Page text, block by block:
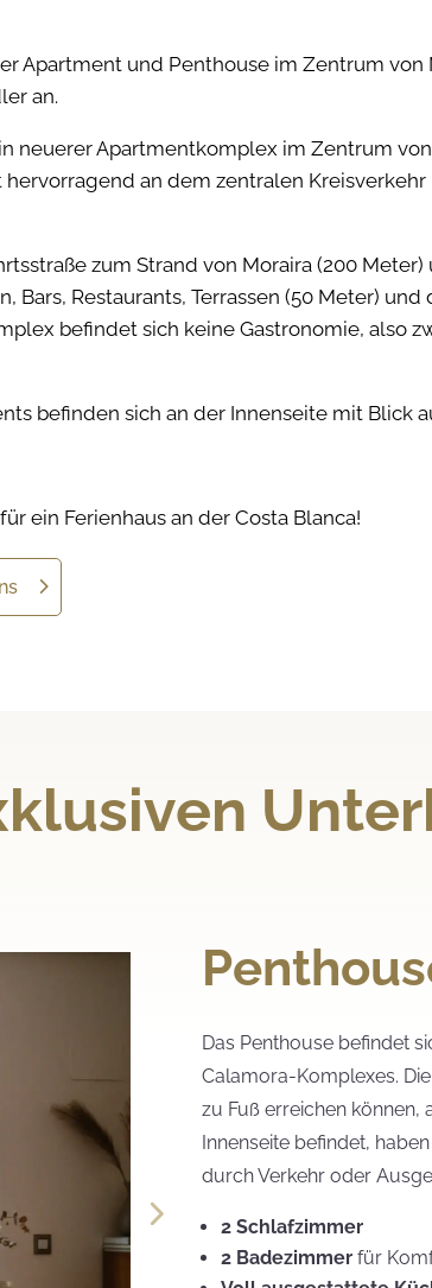
Apartment und Penthouse im Zentrum von
an.
neuerer Apartmentkomplex im Zentrum
hervorragend an dem zentralen
zum Strand von Moraira (200
Bars, Restaurants, Terrassen (50 Meter)
befindet sich keine Gastronomie, also
befinden sich an der Innenseite mit Blick
ein Ferienhaus an der Costa Blanca!
Das Penthouse befindet
Calamora-Komplexes.
zu Fuß erreichen
Innenseite befindet,
durch Verkehr oder
2 Schlafzimmer
2 Badezimmerfür